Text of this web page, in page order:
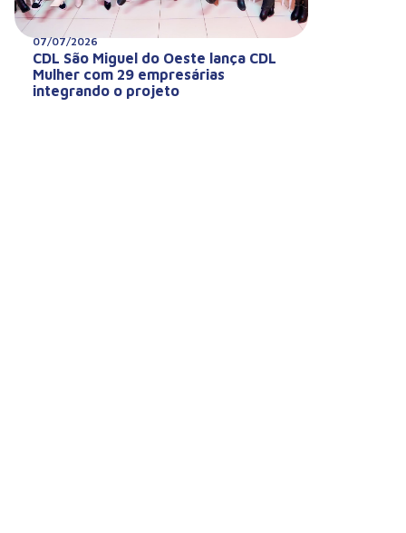
07/07/2026
CDL São Miguel do Oeste lança CDL
Mulher com 29 empresárias
integrando o projeto